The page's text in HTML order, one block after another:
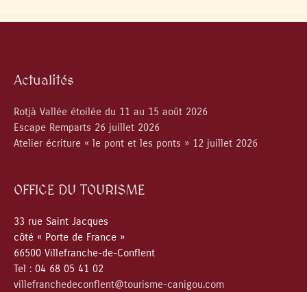
Actualités
Rotjà Vallée étoilée du 11 au 15 août 2026
Escape Remparts 26 juillet 2026
Atelier écriture « le pont et les ponts » 12 juillet 2026
OFFICE DU TOURISME
33 rue Saint Jacques
côté « Porte de France »
66500 Villefranche-de-Conflent
Tel : 04 68 05 41 02
villefranchedeconflent@tourisme-canigou.com